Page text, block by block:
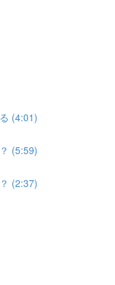
(4:01)
(5:59)
(2:37)